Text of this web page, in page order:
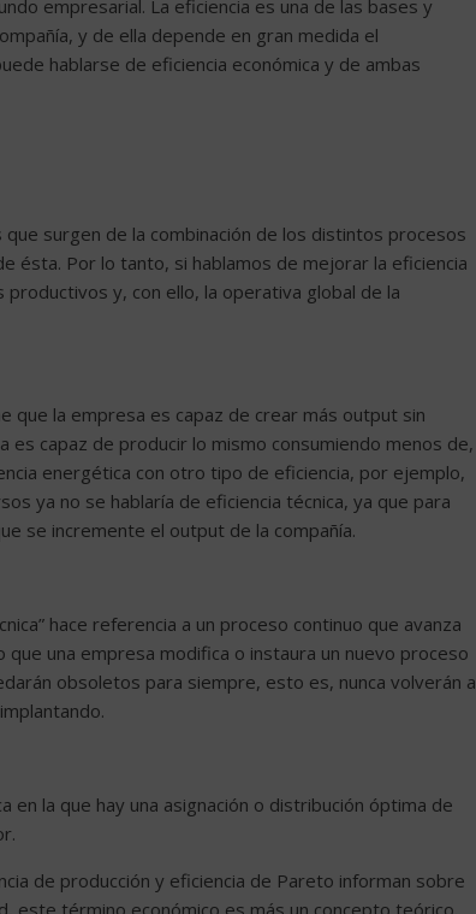
empresarial. La eficiencia es una de las bases y
y de ella depende en gran medida el
hablarse de eficiencia económica y de ambas
surgen de la combinación de los distintos procesos
ésta. Por lo tanto, si hablamos de mejorar la eficiencia
y, con ello, la operativa global de la
que la empresa es capaz de crear más output sin
es capaz de producir lo mismo consumiendo menos de,
energética con otro tipo de eficiencia, por ejemplo,
ya no se hablaría de eficiencia técnica, ya que para
se incremente el output de la compañía.
hace referencia a un proceso continuo que avanza
una empresa modifica o instaura un nuevo proceso
obsoletos para siempre, esto es, nunca volverán a
en la que hay una asignación o distribución óptima de
de producción y eficiencia de Pareto informan sobre
este término económico es más un concepto teórico.